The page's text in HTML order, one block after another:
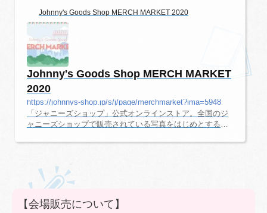
Johnny's Goods Shop MERCH MARKET 2020
Johnny's Goods Shop MERCH MARKET
2020
https://johnnys-shop.jp/s/j/page/merchmarket?ima=5948
「ジャニーズショップ」公式オンラインストア。全国のジ
ャニーズショップで販売されている写真をはじめとする商
ただけます。
【会場販売について】